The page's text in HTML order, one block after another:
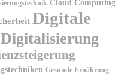
Cloud Computing
Digitale
Digitalisierung
Gesunde Ernährung